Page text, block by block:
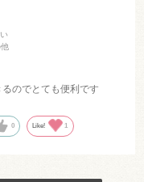
のでとても便利です
0 Like! 1